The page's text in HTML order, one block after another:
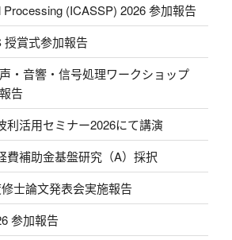
Processing (ICASSP) 2026 参加報告
授賞式参加報告
・音響・信号処理ワークショップ
告
利活用セミナー2026にて講演
費補助金基盤研究（A）採択
士論文発表会実施報告
参加報告